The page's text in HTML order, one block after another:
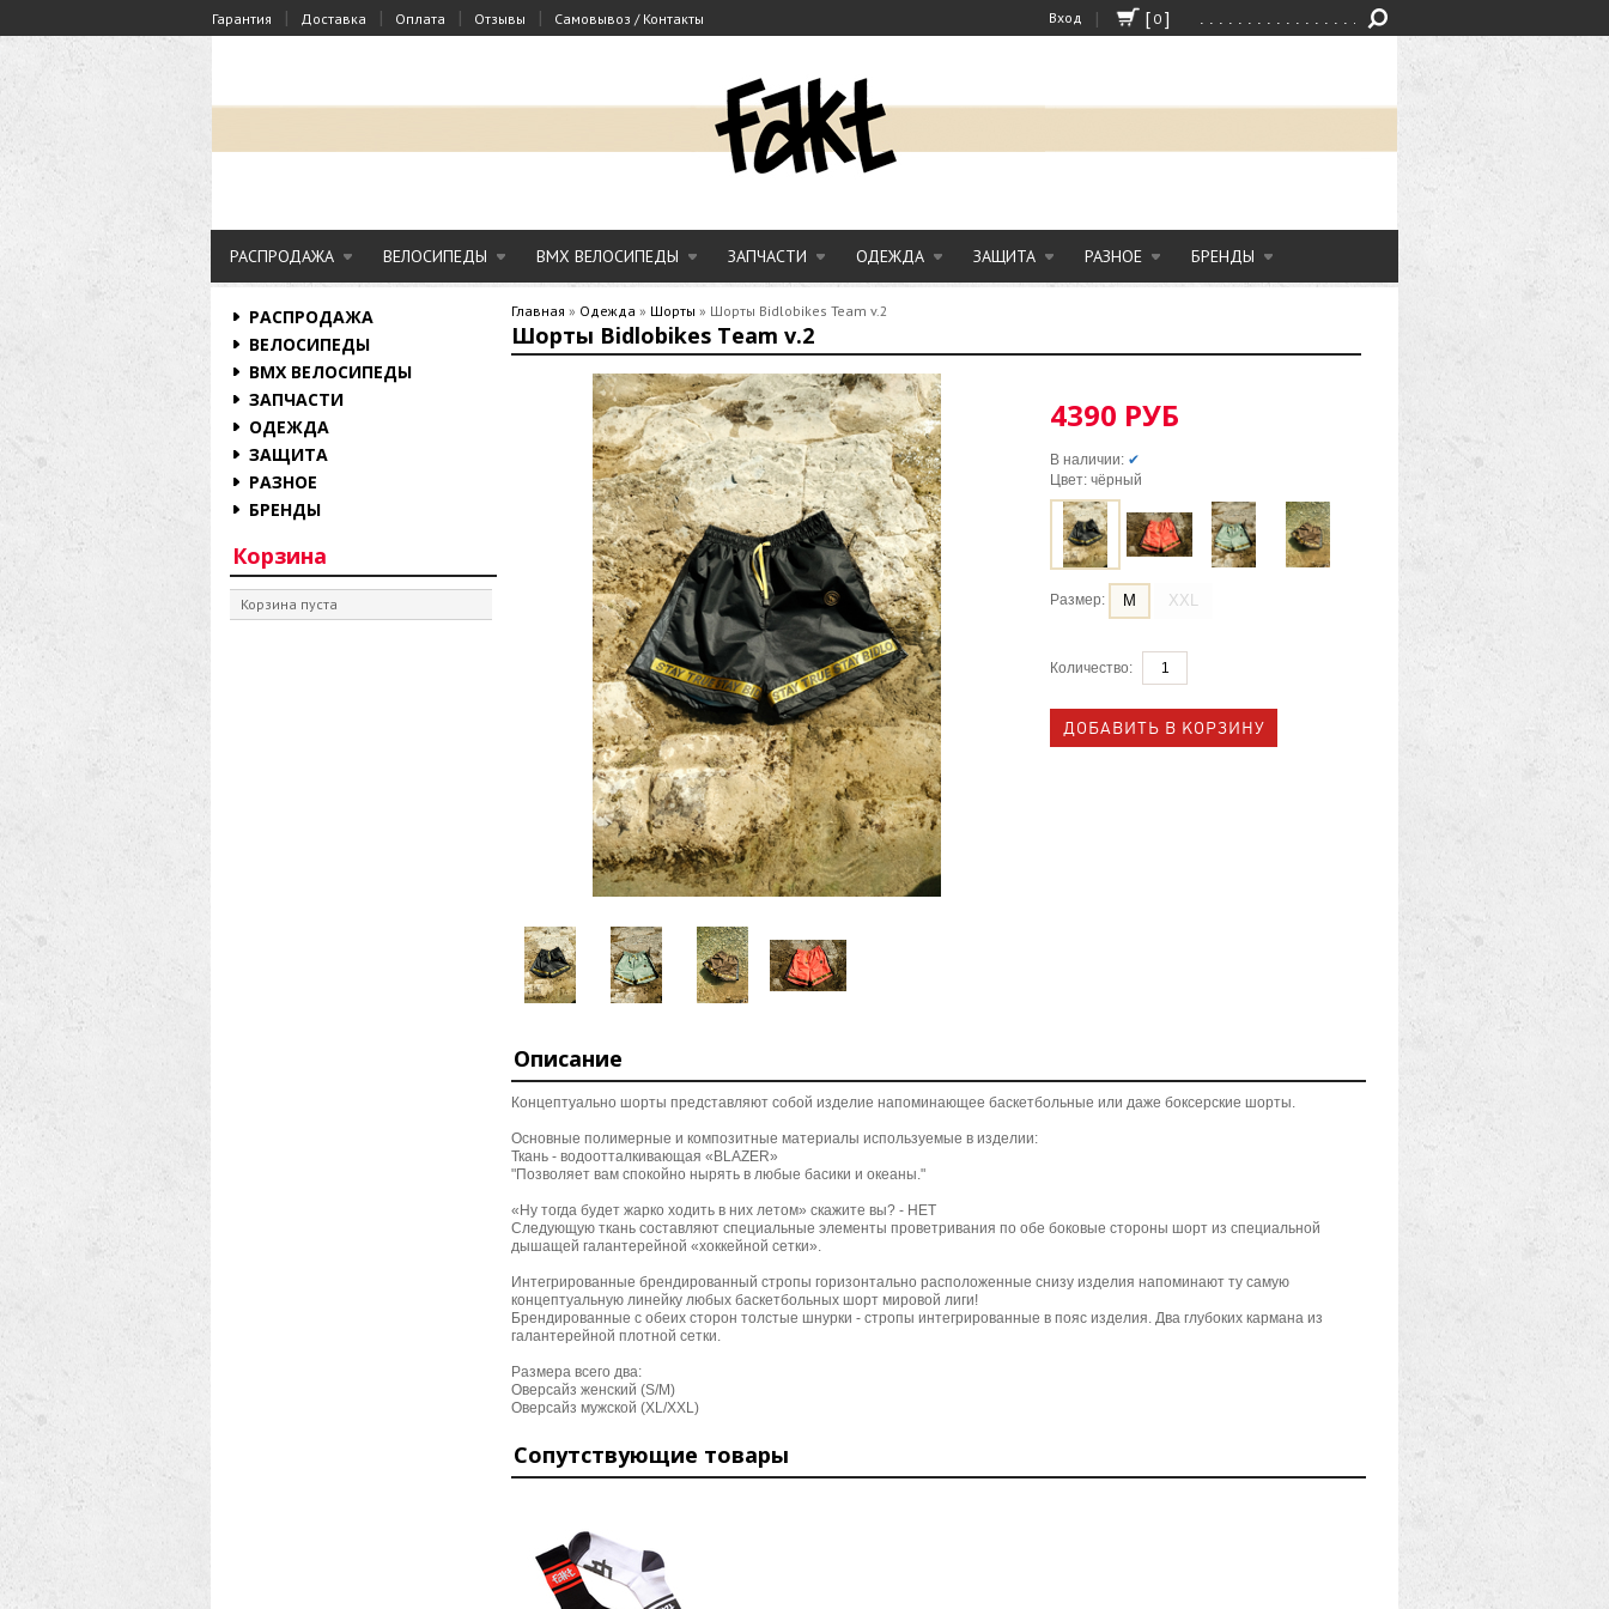
Гарантия | Доставка | Оплата | Отзывы | Самовывоз / Контакты ]
0
[
|
Вход
РАСПРОДАЖА ВЕЛОСИПЕДЫ BMX ВЕЛОСИПЕДЫ ЗАПЧАСТИ ОДЕЖДА ЗАЩИТА РАЗНОЕ БРЕНДЫ
РАСПРОДАЖА
ВЕЛОСИПЕДЫ
BMX ВЕЛОСИПЕДЫ
ЗАПЧАСТИ
ОДЕЖДА
ЗАЩИТА
РАЗНОЕ
БРЕНДЫ
Корзина
Корзина пуста
Главная » Одежда » Шорты » Шорты Bidlobikes Team v.2
Шорты Bidlobikes Team v.2
4390 РУБ
В наличии: ✔
Цвет: чёрный
Размер: M XXL
Количество:
Описание
Концептуально шорты представляют собой изделие напоминающее баскетбольные или даже боксерские шорты.
Основные полимерные и композитные материалы используемые в изделии:
Ткань - водоотталкивающая «BLAZER»
"Позволяет вам спокойно нырять в любые басики и океаны."
«Ну тогда будет жарко ходить в них летом» скажите вы? - НЕТ
Следующую ткань составляют специальные элементы проветривания по обе боковые стороны шорт из специальной
дышащей галантерейной «хоккейной сетки».
Интегрированные брендированный стропы горизонтально расположенные снизу изделия напоминают ту самую
концептуальную линейку любых баскетбольных шорт мировой лиги!
Брендированные с обеих сторон толстые шнурки - стропы интегрированные в пояс изделия. Два глубоких кармана из
галантерейной плотной сетки.
Размера всего два:
Оверсайз женский (S/M)
Оверсайз мужской (XL/XXL)
Сопутствующие товары